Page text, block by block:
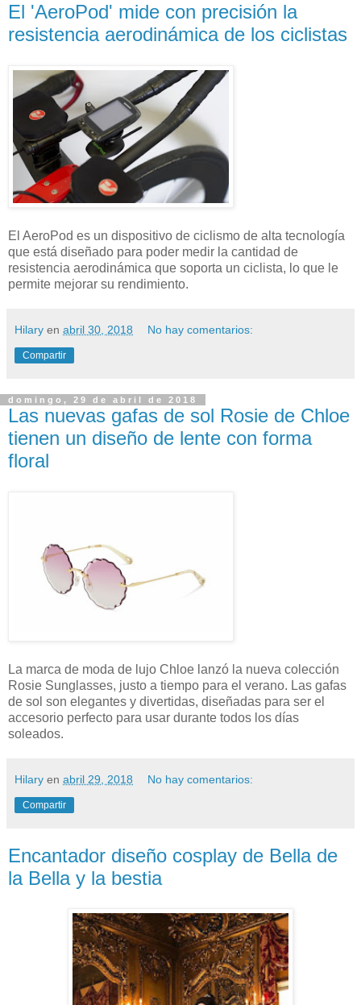
El 'AeroPod' mide con precisión la
resistencia aerodinámica de los ciclistas
El AeroPod es un dispositivo de ciclismo de alta tecnología
que está diseñado para poder medir la cantidad de
resistencia aerodinámica que soporta un ciclista, lo que le
permite mejorar su rendimiento.
Hilary en abril 30, 2018 No hay comentarios:
Compartir
domingo, 29 de abril de 2018
Las nuevas gafas de sol Rosie de Chloe
tienen un diseño de lente con forma
floral
La marca de moda de lujo Chloe lanzó la nueva colección
Rosie Sunglasses, justo a tiempo para el verano. Las gafas
de sol son elegantes y divertidas, diseñadas para ser el
accesorio perfecto para usar durante todos los días
soleados.
Hilary en abril 29, 2018 No hay comentarios:
Compartir
Encantador diseño cosplay de Bella de
la Bella y la bestia